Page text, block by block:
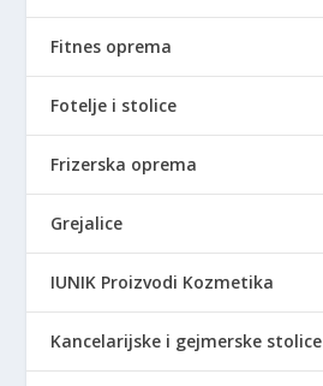
Fitnes oprema
Fotelje i stolice
Frizerska oprema
Grejalice
IUNIK Proizvodi Kozmetika
Kancelarijske i gejmerske stolice